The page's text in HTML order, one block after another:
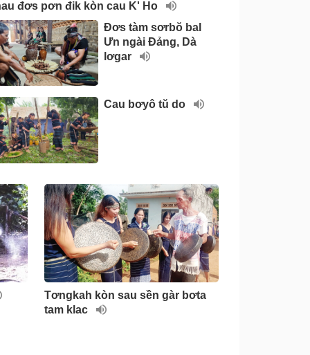
đơs pơn đik kòn cau K' Ho
Đơs tàm sơrbŏ bal
Ưn ngài Đảng, Dà
lơgar
Cau bơyô tŭ do
Tơngkah kòn sau sền gàr bơta
tam klac